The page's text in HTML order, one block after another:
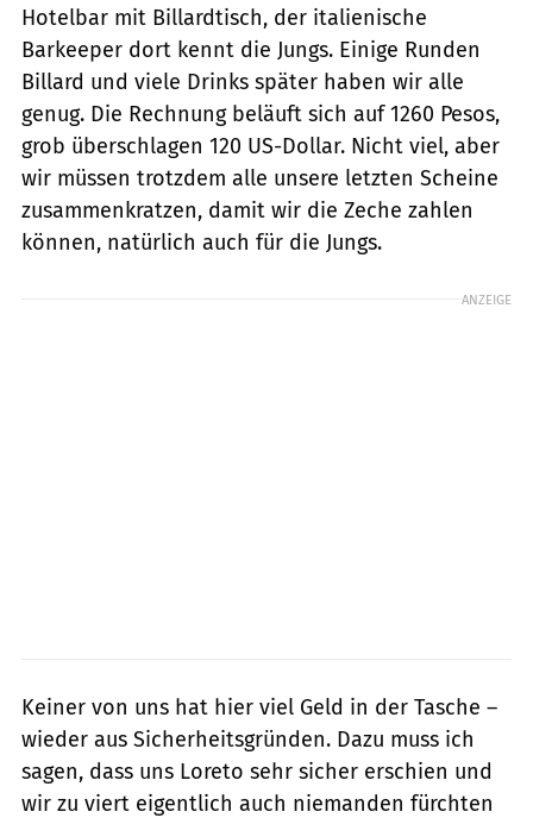
Hotelbar mit Billardtisch, der italienische
Barkeeper dort kennt die Jungs. Einige Runden
Billard und viele Drinks später haben wir alle
genug. Die Rechnung beläuft sich auf 1260 Pesos,
grob überschlagen 120 US-Dollar. Nicht viel, aber
wir müssen trotzdem alle unsere letzten Scheine
zusammenkratzen, damit wir die Zeche zahlen
können, natürlich auch für die Jungs.
ANZEIGE
Keiner von uns hat hier viel Geld in der Tasche –
wieder aus Sicherheitsgründen. Dazu muss ich
sagen, dass uns Loreto sehr sicher erschien und
wir zu viert eigentlich auch niemanden fürchten